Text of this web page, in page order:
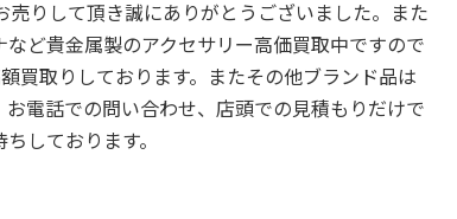
りして頂き誠にありがとうございました。また
ど貴金属製のアクセサリー高価買取中ですので
買取りしております。またその他ブランド品は
電話での問い合わせ、店頭での見積もりだけで
しております。